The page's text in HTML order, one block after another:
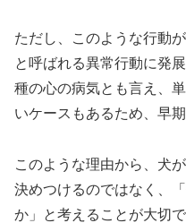
ただし、このような行動
と呼ばれる異常行動に発
種の心の病気とも言え、
いケースもあるため、早
このような理由から、犬
決めつけるのではなく、
か」と考えることが大切